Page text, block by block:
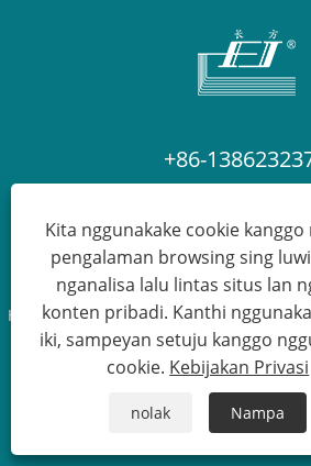
+86-
Hak Cipta © 2025 Changshu Mesin
dilindhungi undhang-
Links Sitemap RSS XML
Kita nggunakake cookie kanggo
pengalaman browsing sing
nganalisa lalu lintas situs lan
konten pribadi. Kanthi
iki, sampeyan setuju kanggo
cookie. Kebijakan Privasi
nolak Nampa